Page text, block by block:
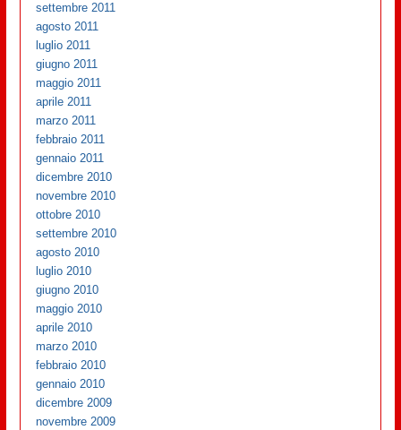
settembre 2011
agosto 2011
luglio 2011
giugno 2011
maggio 2011
aprile 2011
marzo 2011
febbraio 2011
gennaio 2011
dicembre 2010
novembre 2010
ottobre 2010
settembre 2010
agosto 2010
luglio 2010
giugno 2010
maggio 2010
aprile 2010
marzo 2010
febbraio 2010
gennaio 2010
dicembre 2009
novembre 2009